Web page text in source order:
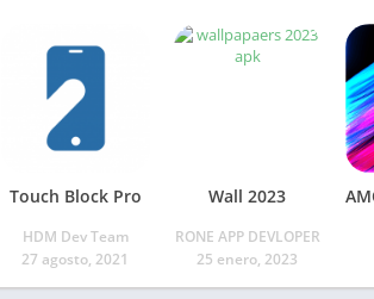
Touch Block Pro
HDM Dev Team
27 agosto, 2021
Wall 2023
RONE APP DEVLOPER
25 enero, 2023